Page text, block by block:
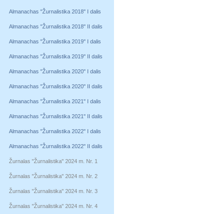
Almanachas "Žurnalistika 2018" I dalis
Almanachas "Žurnalistika 2018" II dalis
Almanachas "Žurnalistika 2019" I dalis
Almanachas "Žurnalistika 2019" II dalis
Almanachas "Žurnalistika 2020" I dalis
Almanachas "Žurnalistika 2020" II dalis
Almanachas "Žurnalistika 2021" I dalis
Almanachas "Žurnalistika 2021" II dalis
Almanachas "Žurnalistika 2022" I dalis
Almanachas "Žurnalistika 2022" II dalis
Žurnalas "Žurnalistika" 2024 m. Nr. 1
Žurnalas "Žurnalistika" 2024 m. Nr. 2
Žurnalas "Žurnalistika" 2024 m. Nr. 3
Žurnalas "Žurnalistika" 2024 m. Nr. 4